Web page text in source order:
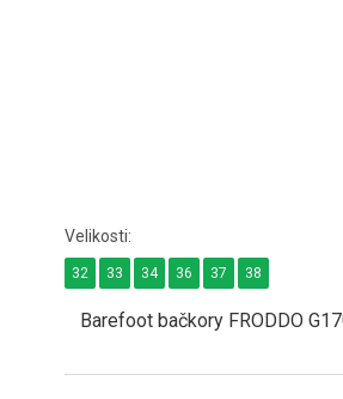
Barefoot bačkory FRODDO
32 33 34 36 37 38